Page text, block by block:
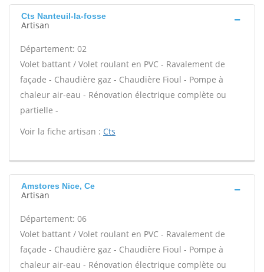
Cts Nanteuil-la-fosse
Artisan
Département: 02
Volet battant / Volet roulant en PVC - Ravalement de
façade - Chaudière gaz - Chaudière Fioul - Pompe à
chaleur air-eau - Rénovation électrique complète ou
partielle -
Voir la fiche artisan : Cts
Amstores Nice, Ce
Artisan
Département: 06
Volet battant / Volet roulant en PVC - Ravalement de
façade - Chaudière gaz - Chaudière Fioul - Pompe à
chaleur air-eau - Rénovation électrique complète ou